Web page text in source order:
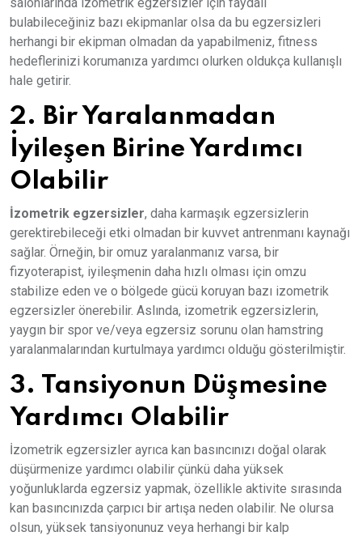
bulabileceğiniz bazı ekipmanlar olsa da bu egzersizleri
herhangi bir ekipman olmadan da yapabilmeniz, fitness
hedeflerinizi korumanıza yardımcı olurken oldukça kullanışlı
hale getirir.
2. Bir Yaralanmadan
İyileşen Birine Yardımcı
Olabilir
İzometrik egzersizler, daha karmaşık egzersizlerin
gerektirebileceği etki olmadan bir kuvvet antrenmanı kaynağı
sağlar. Örneğin, bir omuz yaralanmanız varsa, bir
fizyoterapist, iyileşmenin daha hızlı olması için omzu
stabilize eden ve o bölgede gücü koruyan bazı izometrik
egzersizler önerebilir. Aslında, izometrik egzersizlerin,
yaygın bir spor ve/veya egzersiz sorunu olan hamstring
yaralanmalarından kurtulmaya yardımcı olduğu gösterilmiştir.
3. Tansiyonun Düşmesine
Yardımcı Olabilir
İzometrik egzersizler ayrıca kan basıncınızı doğal olarak
düşürmenize yardımcı olabilir çünkü daha yüksek
yoğunluklarda egzersiz yapmak, özellikle aktivite sırasında
kan basıncınızda çarpıcı bir artışa neden olabilir. Ne olursa
olsun, yüksek tansiyonunuz veya herhangi bir kalp